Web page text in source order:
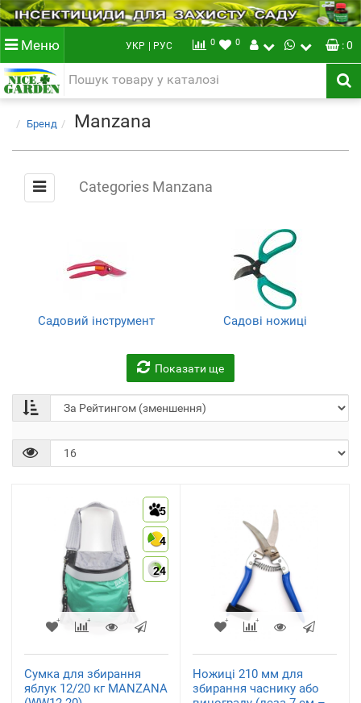
Меню УКР | РУС 0 0 : 0
Бренд Manzana
Categories Manzana
Садовий інструмент Садові ножиці
Садові приналежності
(1)
Показати ще
5
4
24
Сумка для збирання
яблук 12/20 кг MANZANA
Ножиці 210 мм для
збирання часнику або